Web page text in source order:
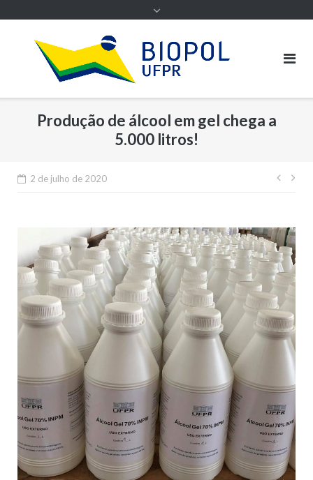
Produção de álcool em gel chega a
5.000 litros!
2 de julho de 2020